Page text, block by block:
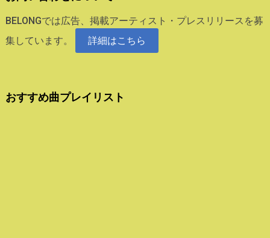
BELONGでは広告、掲載アーティスト・プレスリリースを募
集しています。
詳細はこちら
おすすめ曲プレイリスト